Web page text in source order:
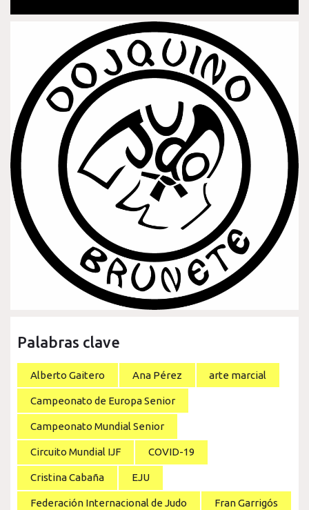
Palabras clave
Alberto Gaitero Ana Pérez arte marcial
Campeonato de Europa Senior
Campeonato Mundial Senior
Circuito Mundial IJF COVID-19
Cristina Cabaña EJU
Federación Internacional de Judo Fran Garrigós